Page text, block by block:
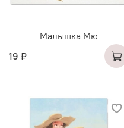
Малышка Мю
19 ₽